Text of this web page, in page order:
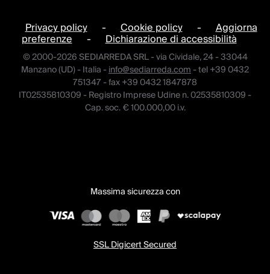
Privacy policy - Cookie policy - Aggiorna
preferenze - Dichiarazione di accessibilità
© 2000-2026 SEDIARREDA SRL - via Cividale, 24 - 33044
Manzano (UD) - Italia -info@sediarreda.com- tel +39 0432
751347 - fax +39 0432 1847878
IT02535810309 - Registro Imprese Udine n. 02535810309 -
Cap. soc. € 100.000,00 i.v.
Massima sicurezza con
SSL Digicert Secured